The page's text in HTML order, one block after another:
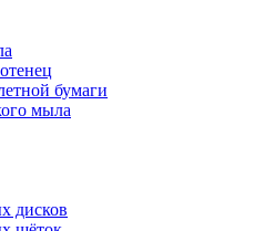
бумаги
мыла
дисков